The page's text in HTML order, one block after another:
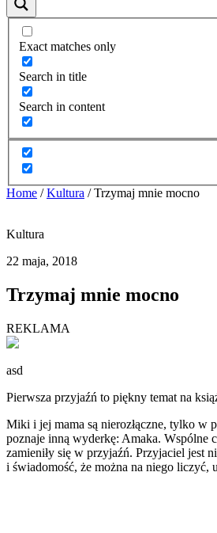
Exact matches only
Search in title
Search in content
Home / Kultura / Trzymaj mnie mocno
Kultura
22 maja, 2018
Trzymaj mnie mocno
REKLAMA
asd
Pierwsza przyjaźń to piękny temat na
Miki i jej mama są nierozłączne, tylko w
poznaje inną wyderkę: Amaka. Wspólne
zamieniły się w przyjaźń. Przyjaciel jest
i świadomość, że można na niego liczyć,